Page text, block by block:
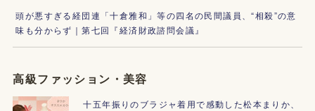
頭が悪すぎる経団連「十倉雅和」等の四名の民間議員、“相殺”の意
味も分からず｜第七回『経済財政諮問会議』
高級ファッション・美容
十五年振りのブラジャ着用で感動した松本まりか、